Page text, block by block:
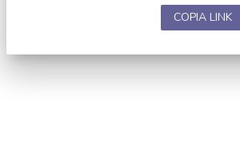
COPIA LINK